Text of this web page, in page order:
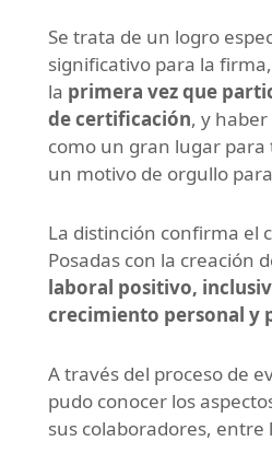
Se trata de un logro
significativo para la
la primera vez que
de certificación, y
como un gran lugar
un motivo de orgullo
La distinción confirma el
Posadas con la creación
laboral positivo,
crecimiento personal y
A través del proceso de
pudo conocer los
sus colaboradores, entre